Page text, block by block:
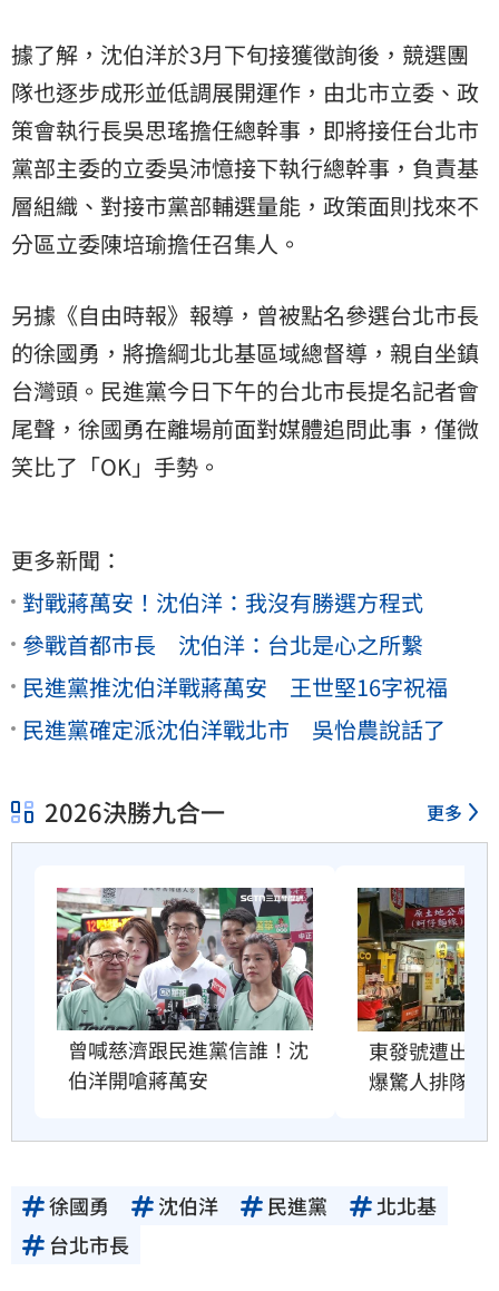
據了解，沈伯洋於3月下旬接獲徵詢後，競選團
隊也逐步成形並低調展開運作，由北市立委、政
策會執行長吳思瑤擔任總幹事，即將接任台北市
黨部主委的立委吳沛憶接下執行總幹事，負責基
層組織、對接市黨部輔選量能，政策面則找來不
分區立委陳培瑜擔任召集人。
另據《自由時報》報導，曾被點名參選台北市長
的徐國勇，將擔綱北北基區域總督導，親自坐鎮
台灣頭。民進黨今日下午的台北市長提名記者會
尾聲，徐國勇在離場前面對媒體追問此事，僅微
笑比了「OK」手勢。
更多新聞：
對戰蔣萬安！沈伯洋：我沒有勝選方程式
參戰首都市長 沈伯洋：台北是心之所繫
民進黨推沈伯洋戰蔣萬安 王世堅16字祝福
民進黨確定派沈伯洋戰北市 吳怡農說話了
2026決勝九合一 更多
曾喊慈濟跟民進黨信誰！沈
伯洋開嗆蔣萬安
東發號遭出征
爆驚人排隊人
徐國勇 沈伯洋 民進黨
北北基
台北市長